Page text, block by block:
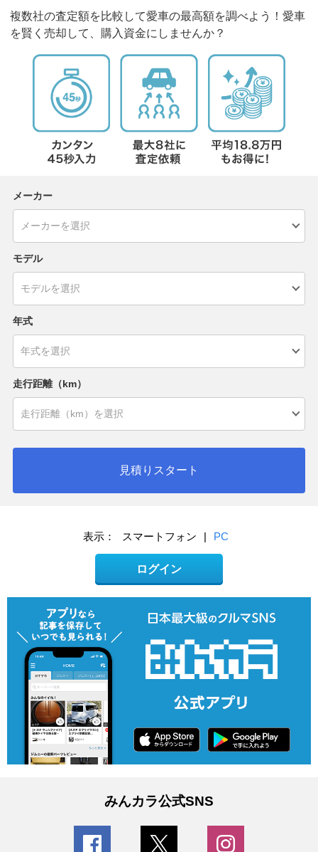
複数社の査定額を比較して愛車の最高額を調べよう！愛車
を賢く売却して、購入資金にしませんか？
メーカー
モデル
年式
走行距離（km）
見積りスタート
表示： スマートフォン PC
ログイン
みんカラ公式SNS